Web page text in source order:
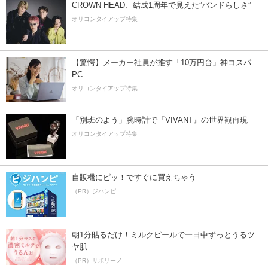
CROWN HEAD、結成1周年で見えた”バンドらしさ”
オリコンタイアップ特集
【驚愕】メーカー社員が推す「10万円台」神コスパ
PC
オリコンタイアップ特集
「別班のよう」腕時計で『VIVANT』の世界観再現
オリコンタイアップ特集
自販機にピッ！ですぐに買えちゃう
（PR）ジハンピ
朝1分貼るだけ！ミルクピールで一日中ずっとうるツ
ヤ肌
（PR）サボリーノ